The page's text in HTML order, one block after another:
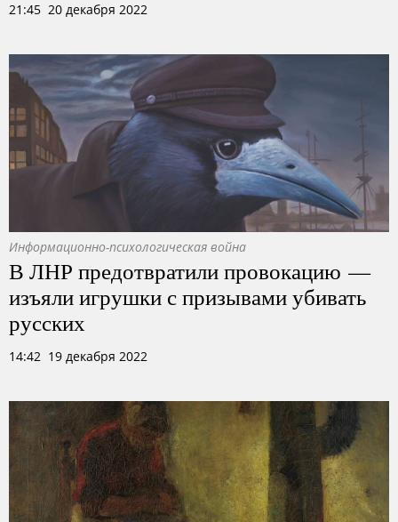
21:45 20 декабря 2022
Информационно-психологическая война
В ЛНР предотвратили провокацию —
изъяли игрушки с призывами убивать
русских
14:42 19 декабря 2022